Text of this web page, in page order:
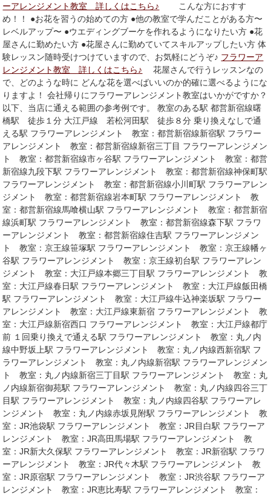
ーアレンジメント教室 詳しくはこちら♪ こんな方におすす
め！！ ●お花を習うの始めての方 ●他の教室で学んだことがある方〜
レベルアップ〜 ●ウエディングブーケを作れるようになりたい方 ●花
屋さんに勤めたい方 ●花屋さんに勤めていてスキルアップしたい方 体
験レッスン随時受けつけていますので、お気軽にどうぞ♪ フラワーア
レンジメント教室 詳しくはこちら♪ 花屋さんで行うレッスンなの
で、どのような時に どんな花を選べばいいのか的確に選べるようにな
りますよ！ 会社帰りにフラワーアレンジメント教室はいかがですか？
以下、当店に通える範囲の参考例です。 教室のある駅 都営新宿線曙
橋駅 徒歩１分 大江戸線 若松河田駅 徒歩８分 乗り換えなしで通
える駅 フラワーアレンジメント 教室：都営新宿線新宿駅 フラワー
アレンジメント 教室：都営新宿線新宿三丁目 フラワーアレンジメン
ト 教室：都営新宿線市ヶ谷駅 フラワーアレンジメント 教室：都営
新宿線九段下駅 フラワーアレンジメント 教室：都営新宿線神保町駅
フラワーアレンジメント 教室：都営新宿線小川町駅 フラワーアレン
ジメント 教室：都営新宿線岩本町駅 フラワーアレンジメント 教
室：都営新宿線馬喰横山駅 フラワーアレンジメント 教室：都営新宿
線浜町駅 フラワーアレンジメント 教室：都営新宿線森下駅 フラワ
ーアレンジメント 教室：都営新宿線住吉駅 フラワーアレンジメン
ト 教室：京王線笹塚駅 フラワーアレンジメント 教室：京王線幡ヶ
谷駅 フラワーアレンジメント 教室：京王線初台駅 フラワーアレン
ジメント 教室：大江戸線本郷三丁目駅 フラワーアレンジメント 教
室：大江戸線春日駅 フラワーアレンジメント 教室：大江戸線飯田橋
駅 フラワーアレンジメント 教室：大江戸線牛込神楽坂駅 フラワー
アレンジメント 教室：大江戸線東新宿 フラワーアレンジメント 教
室：大江戸線新宿西口 フラワーアレンジメント 教室：大江戸線都庁
前 １回乗り換えで通える駅 フラワーアレンジメント 教室：丸ノ内
線中野坂上駅 フラワーアレンジメント 教室：丸ノ内線西新宿駅 フ
ラワーアレンジメント 教室：丸ノ内線新宿駅 フラワーアレンジメン
ト 教室：丸ノ内線新宿三丁目駅 フラワーアレンジメント 教室：丸
ノ内線新宿御苑駅 フラワーアレンジメント 教室：丸ノ内線四谷三丁
目駅 フラワーアレンジメント 教室：丸ノ内線四谷駅 フラワーアレ
ンジメント 教室：丸ノ内線赤坂見附駅 フラワーアレンジメント 教
室：JR池袋駅 フラワーアレンジメント 教室：JR目白駅 フラワーア
レンジメント 教室：JR高田馬場駅 フラワーアレンジメント 教
室：JR新大久保駅 フラワーアレンジメント 教室：JR新宿駅 フラワ
ーアレンジメント 教室：JR代々木駅 フラワーアレンジメント 教
室：JR原宿駅 フラワーアレンジメント 教室：JR渋谷駅 フラワーア
レンジメント 教室：JR恵比寿駅 フラワーアレンジメント 教室：